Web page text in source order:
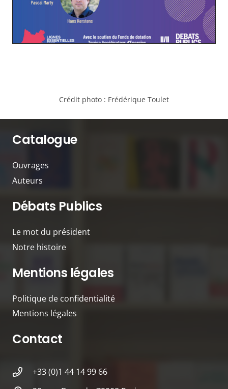
Crédit photo : Frédérique Toulet
Catalogue
Ouvrages
Auteurs
Débats Publics
Le mot du président
Notre histoire
Mentions légales
Politique de confidentialité
Mentions légales
Contact
+33 (0)1 44 14 99 66